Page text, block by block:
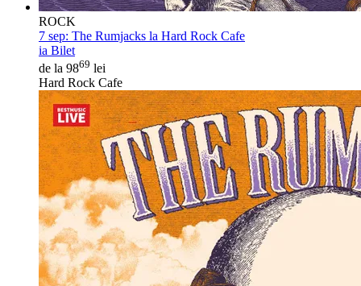
ROCK
7 sep: The Rumjacks la Hard Rock Cafe
ia Bilet
de la 9869 lei
Hard Rock Cafe